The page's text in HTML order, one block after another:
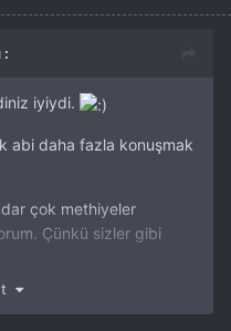
:
iyiydi.
abi daha fazla konuşmak
çok methiyeler
Çünkü sizler gibi